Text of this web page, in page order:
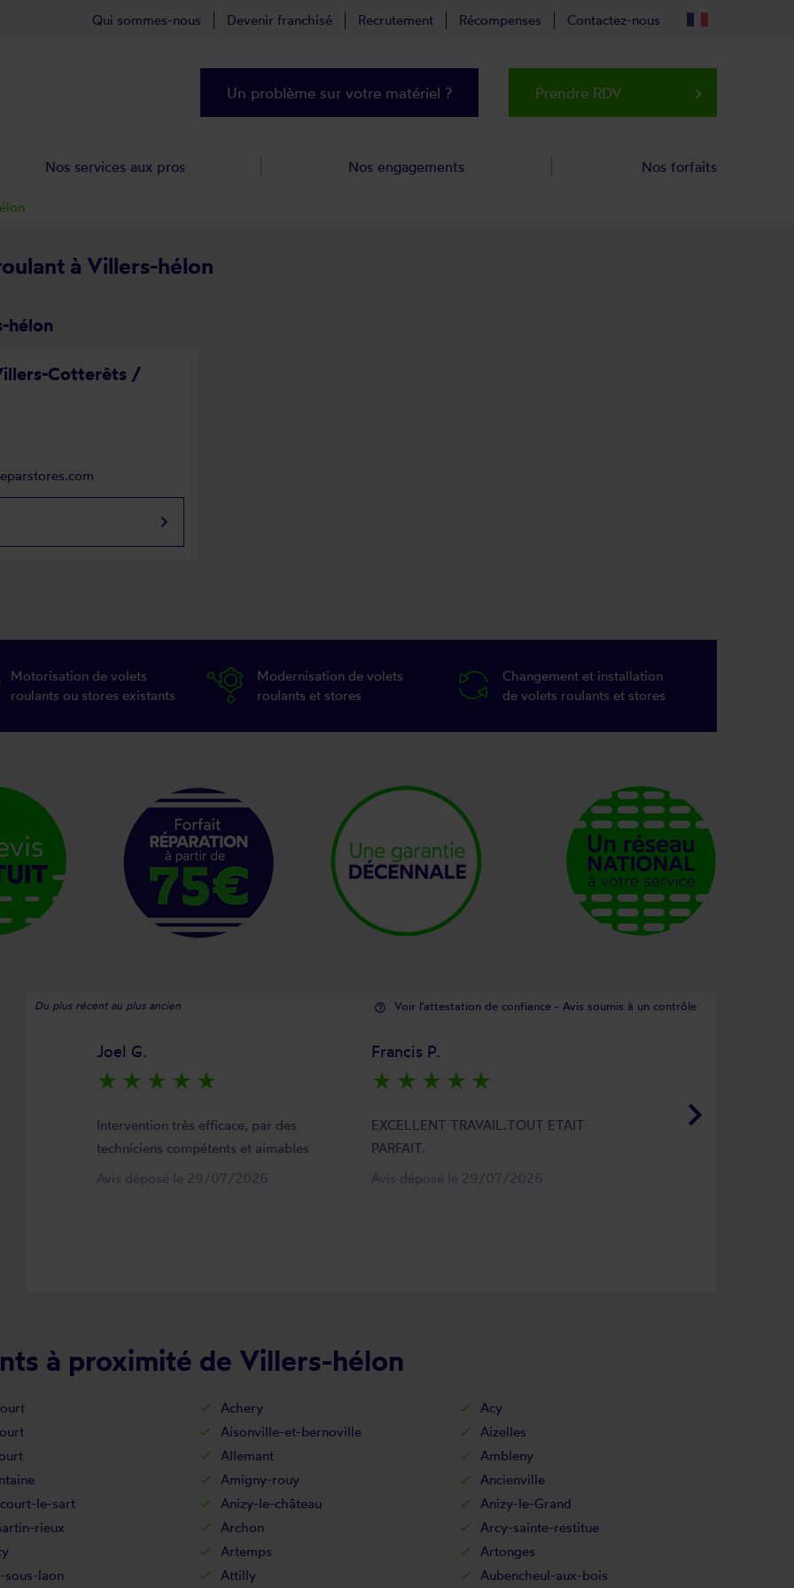
à Villers-hélon
hélon
Cotterêts /
keyboard_arrow_right
Motorisation de volets
roulants ou stores existants
Modernisation de volets
roulants et stores
Changement et installation
de volets roulants et stores
Du plus récent au plus ancien help_outline Voir l'attestation de confiance - Avis soumis à un contrôle
keyboard_arrow_right
Joel G.
star_rate star_rate star_rate star_rate star_rate
Intervention très efficace, par des
techniciens compétents et aimables
Avis déposé le 29/07/2026
Francis P.
star_rate star_rate star_rate star_rate star_rate
EXCELLENT TRAVAIL.TOUT ETAIT
PARFAIT.
Avis déposé le 29/07/2026
à proximité de Villers-hélon
Achery
Acy
Aisonville-et-bernoville
Aizelles
Allemant
Ambleny
Amigny-rouy
Ancienville
le-sart Anizy-le-château
Anizy-le-Grand
rieux Archon
Arcy-sainte-restitue
Artemps
Artonges
sous-laon Attilly
Aubencheul-aux-bois
Qui sommes-nous Devenir franchisé Recrutement Récompenses Contactez-nous
Un problème sur votre matériel ? Prendre RDV keyboard_arrow_right
Nos services aux pros Nos engagements Nos forfaits